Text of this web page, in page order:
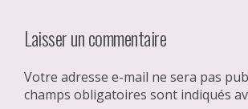
Laisser un commentaire
Votre adresse e-mail ne sera pas
champs obligatoires sont indiqués